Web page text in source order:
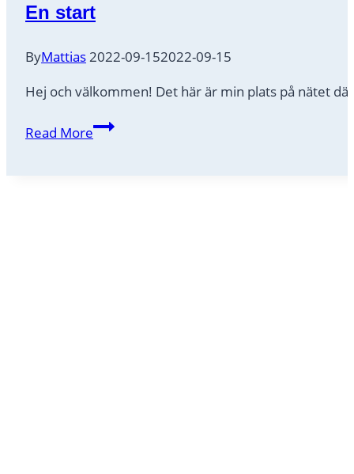
En start
ByMattias 2022-09-152022-09-15
Hej och välkommen! Det här är min plats på nätet
Read MoreEn